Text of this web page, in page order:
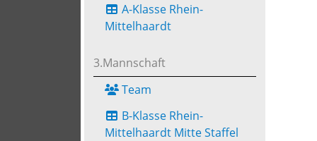
A-Klasse Rhein-
Mittelhaardt
3.Mannschaft
Team
B-Klasse Rhein-
Mittelhaardt Mitte Staffel